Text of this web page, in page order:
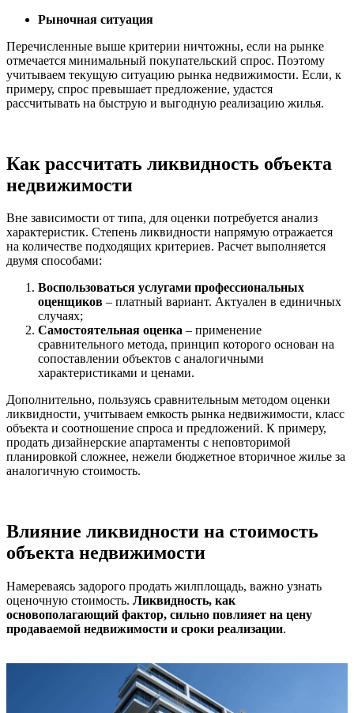
Рыночная ситуация
Перечисленные выше критерии ничтожны, если на рынке
отмечается минимальный покупательский спрос. Поэтому
учитываем текущую ситуацию рынка недвижимости. Если, к
примеру, спрос превышает предложение, удастся
рассчитывать на быструю и выгодную реализацию жилья.
Как рассчитать ликвидность объекта
недвижимости
Вне зависимости от типа, для оценки потребуется анализ
характеристик. Степень ликвидности напрямую отражается
на количестве подходящих критериев. Расчет выполняется
двумя способами:
Воспользоваться услугами профессиональных
оценщиков – платный вариант. Актуален в единичных
случаях;
Самостоятельная оценка – применение
сравнительного метода, принцип которого основан на
сопоставлении объектов с аналогичными
характеристиками и ценами.
Дополнительно, пользуясь сравнительным методом оценки
ликвидности, учитываем емкость рынка недвижимости, класс
объекта и соотношение спроса и предложений. К примеру,
продать дизайнерские апартаменты с неповторимой
планировкой сложнее, нежели бюджетное вторичное жилье за
аналогичную стоимость.
Влияние ликвидности на стоимость
объекта недвижимости
Намереваясь задорого продать жилплощадь, важно узнать
оценочную стоимость. Ликвидность, как
основополагающий фактор, сильно повлияет на цену
продаваемой недвижимости и сроки реализации.